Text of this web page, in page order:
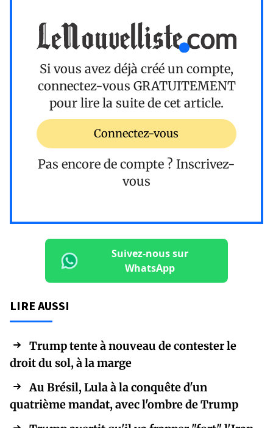
Si vous avez déjà créé un compte,
connectez-vous GRATUITEMENT
pour lire la suite de cet article.
Connectez-vous
Pas encore de compte ? Inscrivez-
vous
Suivez-nous sur
WhatsApp
LIRE AUSSI
Trump tente à nouveau de contester le
droit du sol, à la marge
Au Brésil, Lula à la conquête d'un
quatrième mandat, avec l'ombre de Trump